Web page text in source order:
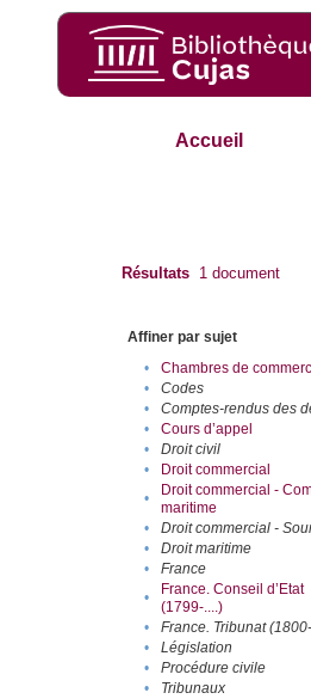
Accueil
Résultats 1 document
Affiner par sujet
•
Chambres de
•
Codes
•
Comptes-rendus des
•
Cours d’appel
•
Droit civil
•
Droit commercial
•
Droit commercial -
maritime
• Droit commercial -
•
Droit maritime
•
France
•
France. Conseil d’Etat
(1799-....)
• France. Tribunat
•
Législation
•
Procédure civile
•
Tribunaux